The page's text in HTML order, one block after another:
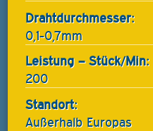
Drahtdurchmesser:
0,1-0,7mm
Leistung – Stück/Min:
200
Standort:
Außerhalb Europas